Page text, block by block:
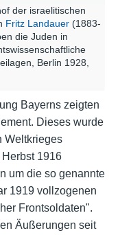
der israelitischen
Fritz Landauer (1883-
die Juden in
Berlin 1928,
Bayerns zeigten
Dieses wurde
Weltkrieges
1916
um die so genannte
1919 vollzogenen
Frontsoldaten".
Äußerungen seit